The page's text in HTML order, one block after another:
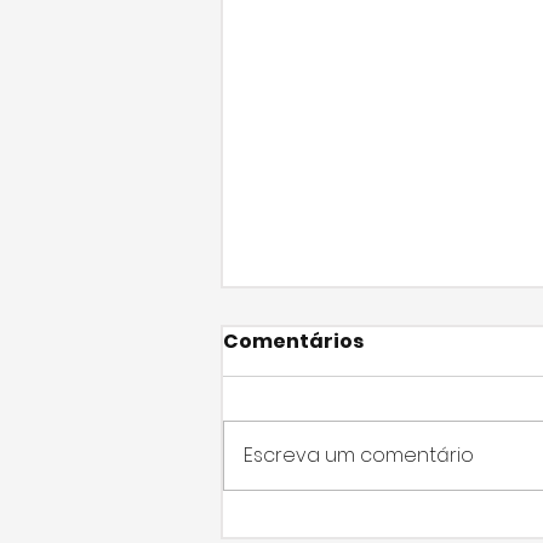
Comentários
Escreva um comentário